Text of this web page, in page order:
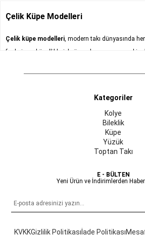
Çelik Küpe Modelleri
Çelik küpe modelleri, modern takı dünyasında
fonksiyonel özellikleriyle öne çıkan, zamansız bir
dikkat çekici bir tarz yaratmayı hedefle,çelik küpe
Çelik Küpe Nedir ve Neden Bu Kadar
Çelik küpeler, paslanmaz çelikten üretilen,
yapısıyla bilinen takı ürünleridir. Özellikle alerji
alerjen maddeler içermemesi ve cildi tahriş
konforlu bir kullanım sağlar. Bu özellik, çelik
Kategoriler
Kolye
Bileklik
Küpe
Yüzük
Toptan Takı
E - BÜLTEN
Yeni Ürün ve İndirimlerden
KVKKGizlilik Politikası İade Politikası